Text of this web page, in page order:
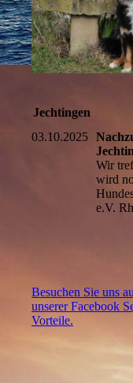
Jechtingen
03.10.2025
Wir
wird
e.V.
Besuchen Sie uns
unserer Facebook
Vorteile.